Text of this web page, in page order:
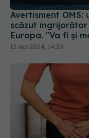
Avertisment
scăzut
Europa. "Va fi și
sexuală este vital"
12 sep 2024, 14:30